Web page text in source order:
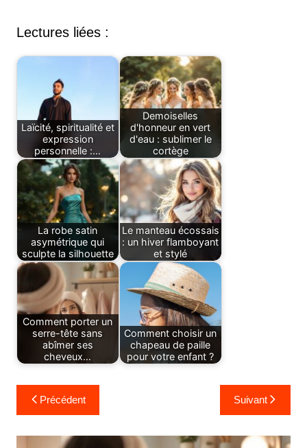
Lectures liées :
Laïcité, spiritualité et
expression
personnelle :…
Demoiselles
d'honneur en vert
d'eau : sublimer le
cortège
La robe satin
asymétrique qui
sculpte la silhouette
Le manteau écossais
: un hiver flamboyant
et stylé
Comment porter un
serre-tête sans
abîmer ses
cheveux…
Comment choisir un
chapeau de paille
pour votre enfant ?
Navigation
de
l’article
Précédent Suivant